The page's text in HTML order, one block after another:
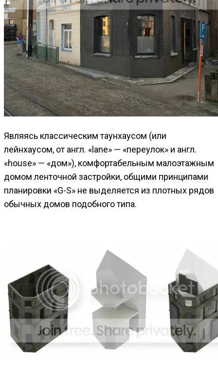
Являясь классическим таунхаусом (или
лейнхаусом, от англ. «lane» — «переулок» и англ.
«house» — «дом»), комфортабельным малоэтажным
домом ленточной застройки, общими принципами
планировки «G-S» не выделяется из плотных рядов
обычных домов подобного типа.